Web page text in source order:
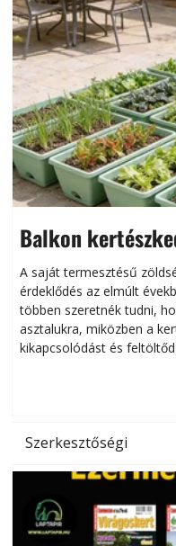
Balkon
Helytakarékos
A saját termesztésű
érdeklődés az elmúlt
többen szeretnék tudni,
asztalukra, miközben a
kikapcsolódást és
Szerkesztőségi